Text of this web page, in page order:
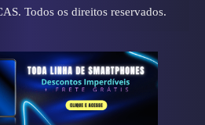
. Todos os direitos reservados.